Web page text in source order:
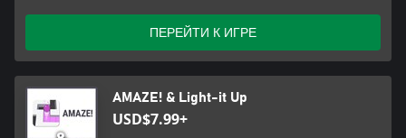
ПЕРЕЙТИ К ИГРЕ
AMAZE! & Light-it Up
USD$7.99+